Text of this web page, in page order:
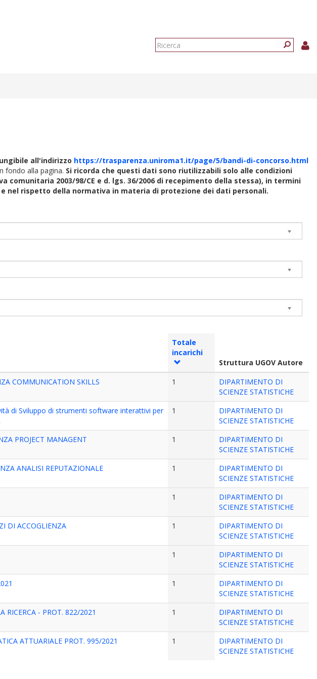
Form
all'indirizzo https://trasparenza.uniroma1.it/page/5/bandi-di-concorso.html
fondo alla pagina. Si ricorda che questi dati sono riutilizzabili solo alle condizioni
2003/98/CE e d. lgs. 36/2006 di recepimento della stessa), in termini
rispetto della normativa in materia di protezione dei dati personali.
Totale
incarichi
Struttura UGOV Autore
COMMUNICATION SKILLS
1
DIPARTIMENTO DI
SCIENZE STATISTICHE
di Sviluppo di strumenti software interattivi per
1
DIPARTIMENTO DI
SCIENZE STATISTICHE
PROJECT MANAGENT
1
DIPARTIMENTO DI
SCIENZE STATISTICHE
ANALISI REPUTAZIONALE
1
DIPARTIMENTO DI
SCIENZE STATISTICHE
1
DIPARTIMENTO DI
SCIENZE STATISTICHE
DI ACCOGLIENZA
1
DIPARTIMENTO DI
SCIENZE STATISTICHE
1
DIPARTIMENTO DI
SCIENZE STATISTICHE
1
DIPARTIMENTO DI
SCIENZE STATISTICHE
RICERCA - PROT. 822/2021
1
DIPARTIMENTO DI
SCIENZE STATISTICHE
ATTUARIALE PROT. 995/2021
1
DIPARTIMENTO DI
SCIENZE STATISTICHE